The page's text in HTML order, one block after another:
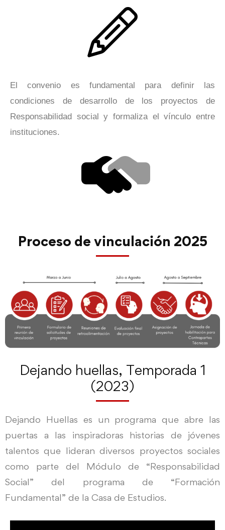
El convenio es fundamental para definir las
condiciones de desarrollo de los proyectos de
Responsabilidad social y formaliza el vínculo entre
instituciones.
Proceso de vinculación 2025
Dejando huellas, Temporada 1
(2023)
Dejando Huellas es un programa que abre las
puertas a las inspiradoras historias de jóvenes
talentos que lideran diversos proyectos sociales
como parte del Módulo de “Responsabilidad
Social” del programa de “Formación
Fundamental” de la Casa de Estudios.